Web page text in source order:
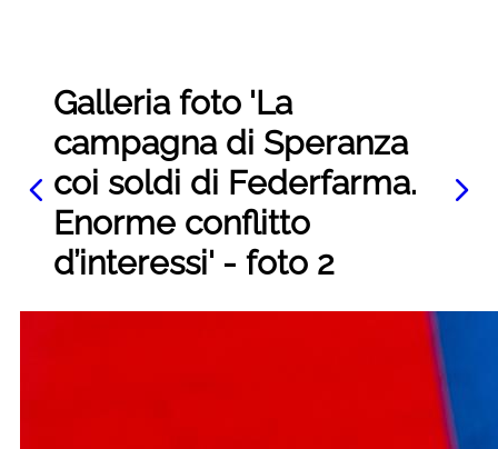
Galleria foto 'La
campagna di Speranza
coi soldi di Federfarma.
Enorme conflitto
d’interessi' - foto 2